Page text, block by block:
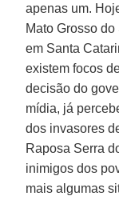
apenas um.
Mato Grosso
em Santa
existem focos
decisão do
mídia, já
dos invasores
Raposa Serra
inimigos dos
mais algumas